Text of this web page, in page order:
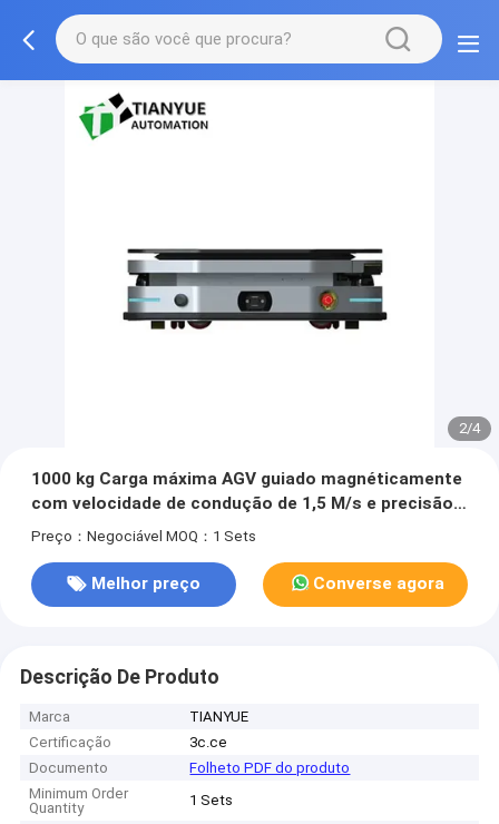
2/4
1000 kg Carga máxima AGV guiado magnéticamente
com velocidade de condução de 1,5 M/s e precisão
de navegação de ±5-10 mm
Preço：Negociável MOQ：1 Sets
Melhor preço Converse agora
Descrição De Produto
Marca
TIANYUE
Certificação
3c.ce
Documento
Folheto PDF do produto
Minimum Order
Quantity
1 Sets